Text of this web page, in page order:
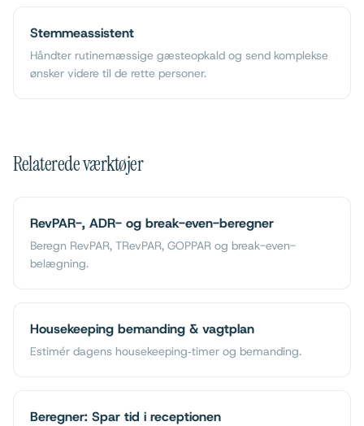
Stemmeassistent
Håndter rutinemæssige gæsteopkald og send komplekse
ønsker videre til de rette personer.
Relaterede værktøjer
RevPAR-, ADR- og break-even-beregner
Beregn RevPAR, TRevPAR, GOPPAR og break-even-
belægning.
Housekeeping bemanding & vagtplan
Estimér dagens housekeeping‑timer og bemanding.
Beregner: Spar tid i receptionen